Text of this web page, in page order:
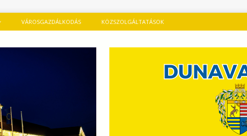
VÁROSGAZDÁLKODÁS KÖZSZOLGÁLTATÁSOK